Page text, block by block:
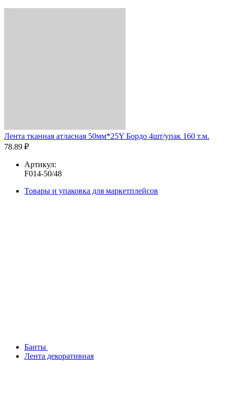
Лента тканная атласная 50мм*25Y Бордо 4шт/упак 160 т.м.
78.89 ₽
Артикул:
F014-50/48
Товары и упаковка для маркетплейсов
Банты
Лента декоративная